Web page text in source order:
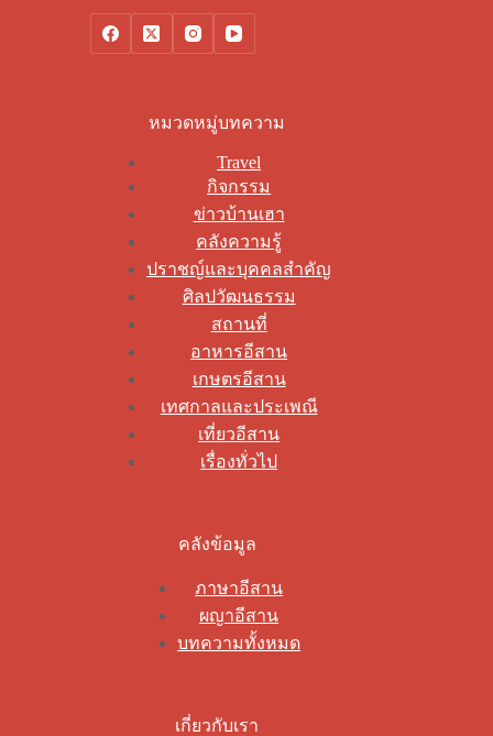
หมวดหมู่บทความ
Travel
กิจกรรม
ข่าวบ้านเฮา
คลังความรู้
ปราชญ์และบุคคลสำคัญ
ศิลปวัฒนธรรม
สถานที่
อาหารอีสาน
เกษตรอีสาน
เทศกาลและประเพณี
เที่ยวอีสาน
เรื่องทั่วไป
คลังข้อมูล
ภาษาอีสาน
ผญาอีสาน
บทความทั้งหมด
เกี่ยวกับเรา